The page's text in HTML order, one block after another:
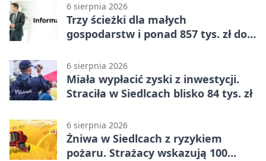
6 sierpnia 2026
Trzy ścieżki dla małych
gospodarstw i ponad 857 tys. zł do
6 sierpnia 2026
Miała wypłacić zyski z inwestycji.
Straciła w Siedlcach blisko 84 tys. zł
6 sierpnia 2026
Żniwa w Siedlcach z ryzykiem
pożaru. Strażacy wskazują 100